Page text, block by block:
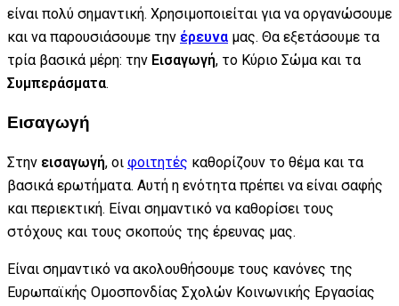
είναι πολύ σημαντική. Χρησιμοποιείται για να οργανώσουμε
και να παρουσιάσουμε την έρευνα μας. Θα εξετάσουμε τα
τρία βασικά μέρη: την Εισαγωγή, το Κύριο Σώμα και τα
Συμπεράσματα.
Εισαγωγή
Στην εισαγωγή, οι φοιτητές καθορίζουν το θέμα και τα
βασικά ερωτήματα. Αυτή η ενότητα πρέπει να είναι σαφής
και περιεκτική. Είναι σημαντικό να καθορίσει τους
στόχους και τους σκοπούς της έρευνας μας.
Είναι σημαντικό να ακολουθήσουμε τους κανόνες της
Ευρωπαϊκής Ομοσπονδίας Σχολών Κοινωνικής Εργασίας